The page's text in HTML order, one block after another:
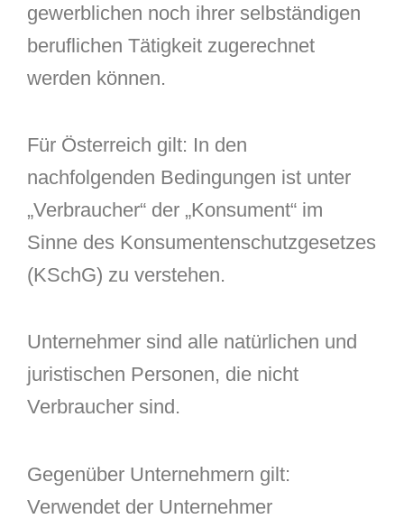
gewerblichen noch ihrer selbständigen
beruflichen Tätigkeit zugerechnet
werden können.
Für Österreich gilt: In den
nachfolgenden Bedingungen ist unter
„Verbraucher“ der „Konsument“ im
Sinne des Konsumentenschutzgesetzes
(KSchG) zu verstehen.
Unternehmer sind alle natürlichen und
juristischen Personen, die nicht
Verbraucher sind.
Gegenüber Unternehmern gilt:
Verwendet der Unternehmer